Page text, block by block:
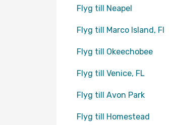
Flyg till Neapel
Flyg till Marco Island, Fl
Flyg till Okeechobee
Flyg till Venice, FL
Flyg till Avon Park
Flyg till Homestead